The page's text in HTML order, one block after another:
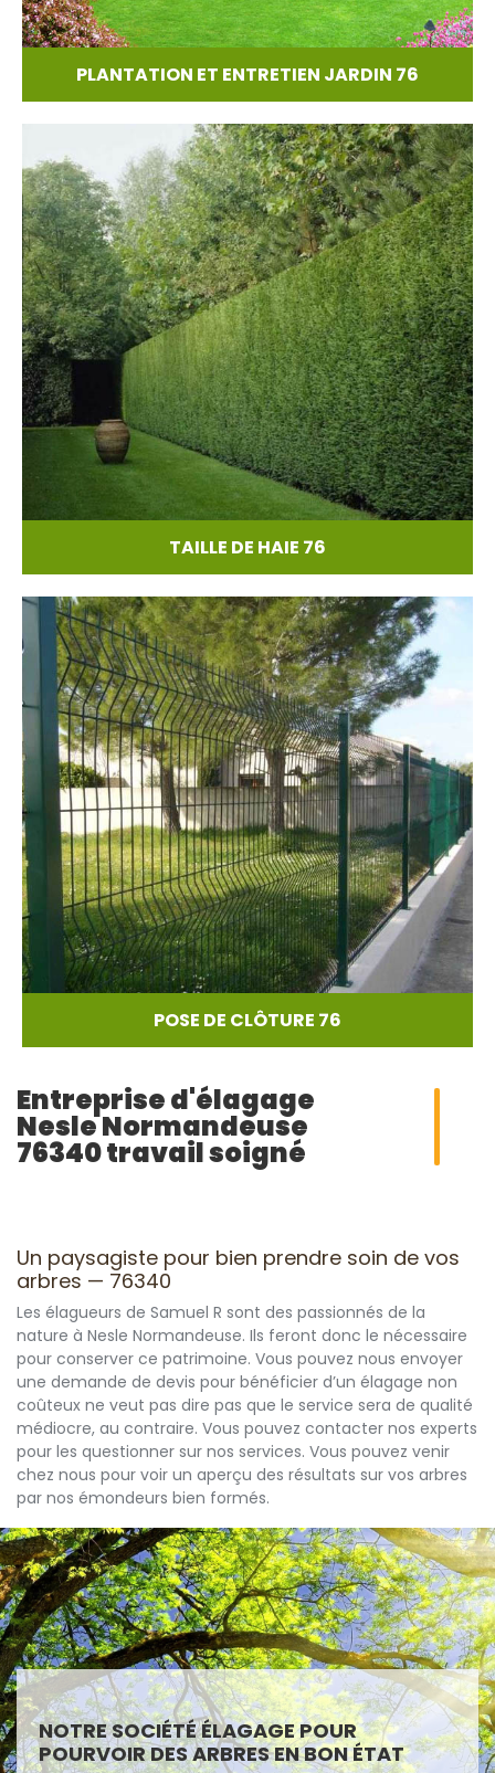
PLANTATION ET ENTRETIEN JARDIN 76
TAILLE DE HAIE 76
POSE DE CLÔTURE 76
Entreprise d'élagage
Nesle Normandeuse
76340 travail soigné
Un paysagiste pour bien prendre soin de vos
arbres — 76340
Les élagueurs de Samuel R sont des passionnés de la
nature à Nesle Normandeuse. Ils feront donc le nécessaire
pour conserver ce patrimoine. Vous pouvez nous envoyer
une demande de devis pour bénéficier d’un élagage non
coûteux ne veut pas dire pas que le service sera de qualité
médiocre, au contraire. Vous pouvez contacter nos experts
pour les questionner sur nos services. Vous pouvez venir
chez nous pour voir un aperçu des résultats sur vos arbres
par nos émondeurs bien formés.
NOTRE SOCIÉTÉ ÉLAGAGE POUR
POURVOIR DES ARBRES EN BON ÉTAT